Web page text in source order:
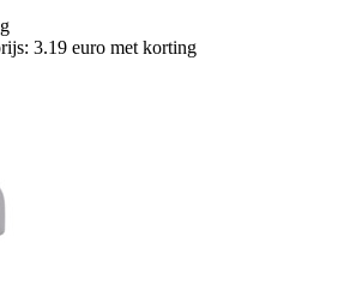
3.19 euro met korting